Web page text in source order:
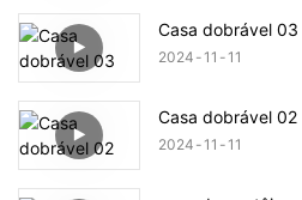
Casa dobrável 03
2024 11 11
Casa dobrável 02
2024 11 11